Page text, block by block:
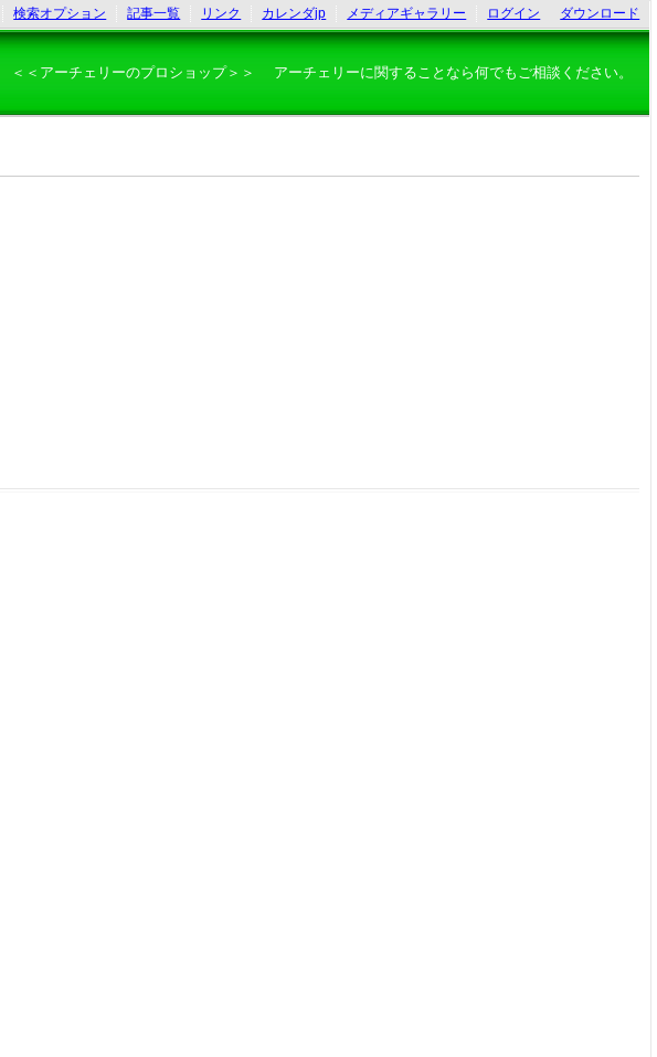
検索オプション 記事一覧 リンク カレンダjp メディアギャラリー ログイン ダウンロード
＜＜アーチェリーのプロショップ＞＞ アーチェリーに関することなら何でもご相談ください。